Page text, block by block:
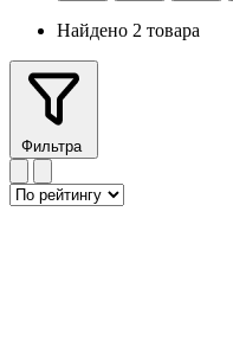
Найдено 2 товара
Фильтра